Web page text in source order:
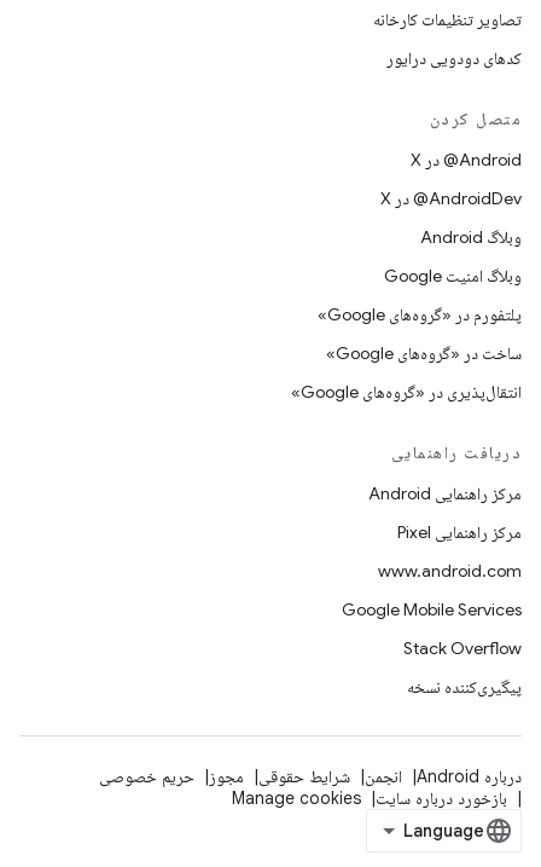
تصاویر تنظیمات کارخانه
کدهای دودویی درایور
متصل کردن
‫‎@Android در X
‫‎@AndroidDev در X
وبلاگ Android
وبلاگ امنیت Google
پلتفورم در «گروه‌های Google»
ساخت در «گروه‌های Google»
انتقال‌پذیری در «گروه‌های Google»
دریافت راهنمایی
مرکز راهنمایی Android
مرکز راهنمایی Pixel
www.android.com
Google Mobile Services
Stack Overflow
پیگیری‌کننده نسخه
درباره Android انجمن شرایط حقوقی مجوز
حریم خصوصی
بازخورد درباره سایت
Manage cookies